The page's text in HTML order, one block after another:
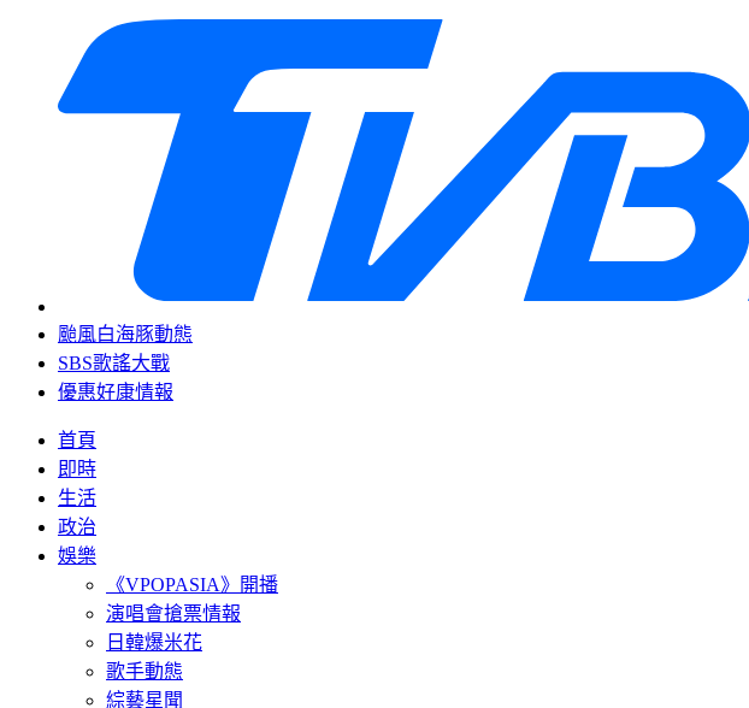
颱風白海豚動態
SBS歌謠大戰
優惠好康情報
首頁
即時
生活
政治
娛樂
《VPOPASIA》開播
演唱會搶票情報
日韓爆米花
歌手動態
綜藝星聞